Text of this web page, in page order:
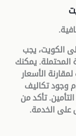
.
الكويت، يجب
المحتملة. يمكنك
الأسعار
وجود تكاليف
تأكد من
على الخدمة.